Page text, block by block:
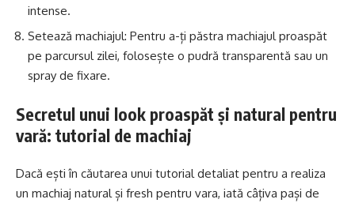
intense.
Setează machiajul: Pentru a-ți păstra machiajul proaspăt
pe parcursul zilei, folosește o pudră transparentă sau un
spray de fixare.
Secretul unui look proaspăt și natural pentru
vară: tutorial de machiaj
Dacă ești în căutarea unui tutorial detaliat pentru a realiza
un machiaj natural și fresh pentru vara, iată câțiva pași de